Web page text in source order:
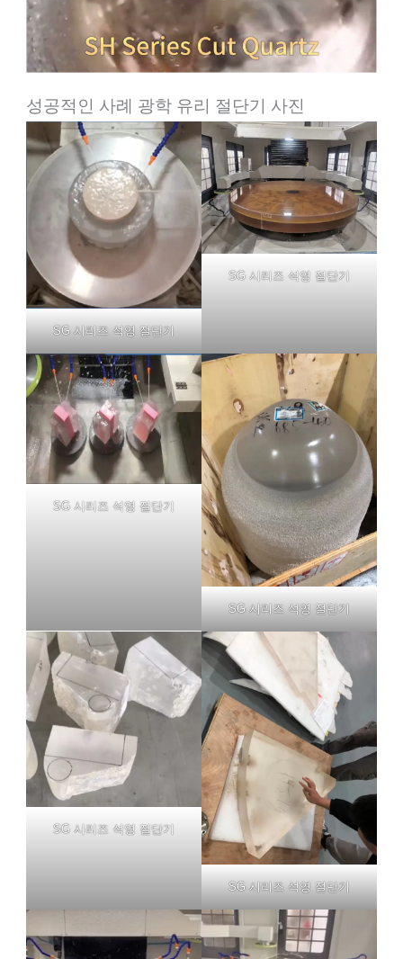
성공적인 사례 광학 유리 절단기 사진
SG 시리즈 석영 절단기
SG 시리즈 석영 절단기
SG 시리즈 석영 절단기
SG 시리즈 석영 절단기
SG 시리즈 석영 절단기
SG 시리즈 석영 절단기